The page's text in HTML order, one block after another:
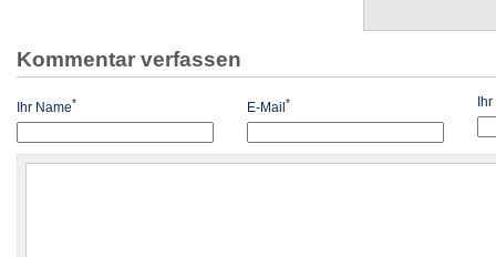
Kommentar verfassen
Ihr Name* E-Mail* Ihr